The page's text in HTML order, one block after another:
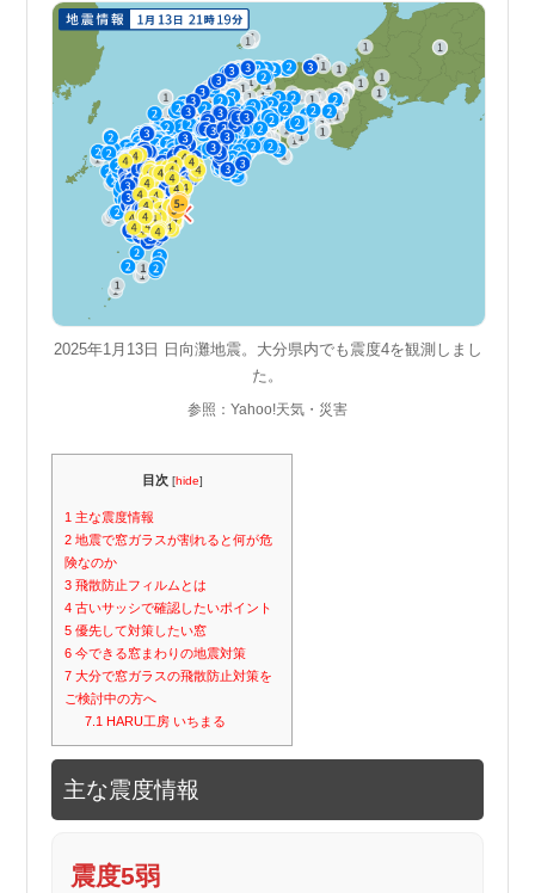
2025年1月13日 日向灘地震。大分県内でも震度4を観測しまし
た。
参照：Yahoo!天気・災害
目次 [hide]
1 主な震度情報
2 地震で窓ガラスが割れると何が危
険なのか
3 飛散防止フィルムとは
4 古いサッシで確認したいポイント
5 優先して対策したい窓
6 今できる窓まわりの地震対策
7 大分で窓ガラスの飛散防止対策を
ご検討中の方へ
7.1
HARU工房 いちまる
主な震度情報
震度5弱